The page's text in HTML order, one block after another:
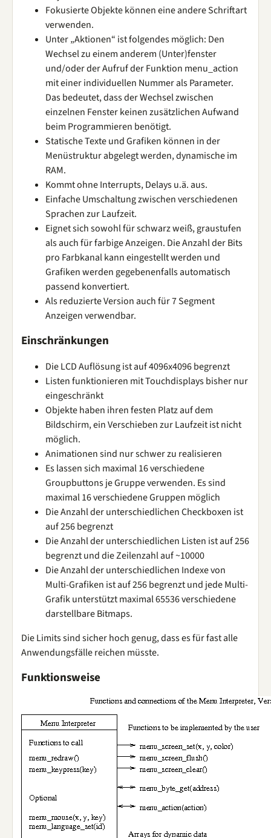
Fokusierte Objekte können eine andere Schriftart
verwenden.
Unter „Aktionen“ ist folgendes möglich: Den
Wechsel zu einem anderem (Unter)fenster
und/oder der Aufruf der Funktion menu_action
mit einer individuellen Nummer als Parameter.
Das bedeutet, dass der Wechsel zwischen
einzelnen Fenster keinen zusätzlichen Aufwand
beim Programmieren benötigt.
Statische Texte und Grafiken können in der
Menüstruktur abgelegt werden, dynamische im
RAM.
Kommt ohne Interrupts, Delays u.ä. aus.
Einfache Umschaltung zwischen verschiedenen
Sprachen zur Laufzeit.
Eignet sich sowohl für schwarz weiß, graustufen
als auch für farbige Anzeigen. Die Anzahl der Bits
pro Farbkanal kann eingestellt werden und
Grafiken werden gegebenenfalls automatisch
passend konvertiert.
Als reduzierte Version auch für 7 Segment
Anzeigen verwendbar.
Einschränkungen
Die LCD Auflösung ist auf 4096x4096 begrenzt
Listen funktionieren mit Touchdisplays bisher nur
eingeschränkt
Objekte haben ihren festen Platz auf dem
Bildschirm, ein Verschieben zur Laufzeit ist nicht
möglich.
Animationen sind nur schwer zu realisieren
Es lassen sich maximal 16 verschiedene
Groupbuttons je Gruppe verwenden. Es sind
maximal 16 verschiedene Gruppen möglich
Die Anzahl der unterschiedlichen Checkboxen ist
auf 256 begrenzt
Die Anzahl der unterschiedlichen Listen ist auf 256
begrenzt und die Zeilenzahl auf ~10000
Die Anzahl der unterschiedlichen Indexe von
Multi-Grafiken ist auf 256 begrenzt und jede Multi-
Grafik unterstützt maximal 65536 verschiedene
darstellbare Bitmaps.
Die Limits sind sicher hoch genug, dass es für fast alle
Anwendungsfälle reichen müsste.
Funktionsweise